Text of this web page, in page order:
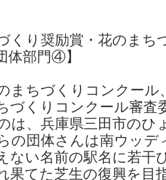
くり奨励賞・花のま
体部門④】
まちづくりコンクール
づくりコンクール審査
は、兵庫県三田市のひ
の団体さんは南ウッデ
ない名前の駅名に若干
果てた芝生の復興を目